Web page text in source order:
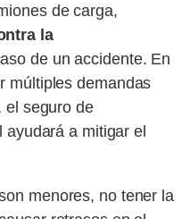
de carga,
la
de un accidente. En
múltiples demandas
el seguro de
ayudará a mitigar el
menores, no tener la